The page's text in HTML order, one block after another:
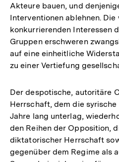
Akteure bauen, und
Interventionen ablehnen.
konkurrierenden Interessen
Gruppen erschweren
auf eine einheitliche
zu einer Vertiefung
Der despotische, autoritäre
Herrschaft, dem die
Jahre lang unterlag,
den Reihen der Opposition,
diktatorischer Herrschaft
gegenüber dem Regime als